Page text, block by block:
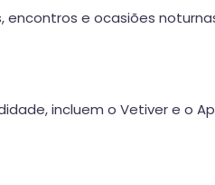
encontros e ocasiões
incluem o Vetiver e o